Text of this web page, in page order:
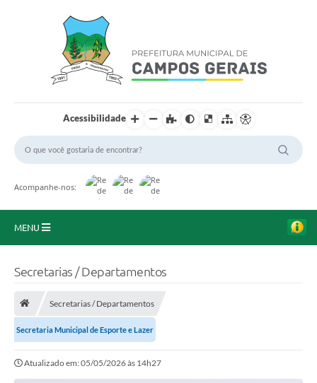
Acessibilidade
Acompanhe-nos:
MENU
Portal da Transparência
Secretarias / Departamentos
Secretarias / Departamentos
Secretaria Municipal de Esporte e Lazer
Atualizado em: 05/05/2026 às 14h27